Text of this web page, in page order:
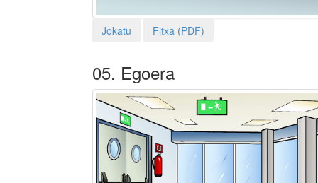
Jokatu Fitxa (PDF)
05. Egoera